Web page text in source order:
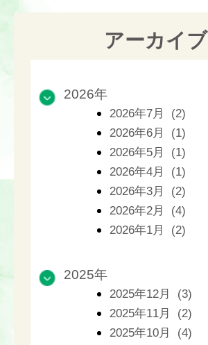
アーカイブ
2026年
2026年7月 (2)
2026年6月 (1)
2026年5月 (1)
2026年4月 (1)
2026年3月 (2)
2026年2月 (4)
2026年1月 (2)
2025年
2025年12月 (3)
2025年11月 (2)
2025年10月 (4)